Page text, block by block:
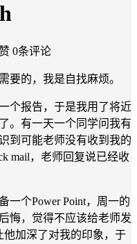
0条评论
要的，我是自找麻烦。
个报告，于是我用了将近
。有一天一个同学问我有
到可能老师没有收到我的
mail，老师回复说已经收
一个Power Point，周一的
悔，觉得不应该给老师发
他加深了对我的印象，于